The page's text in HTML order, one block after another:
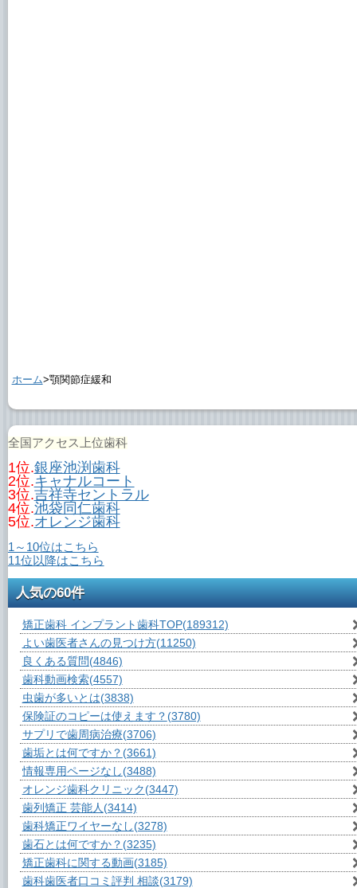
ホーム>顎関節症緩和
全国アクセス上位歯科
1位.銀座池渕歯科
2位.キャナルコート
3位.吉祥寺セントラル
4位.池袋同仁歯科
5位.オレンジ歯科
1～10位はこちら
11位以降はこちら
人気の60件
矯正歯科 インプラント歯科TOP(189312)
よい歯医者さんの見つけ方(11250)
良くある質問(4846)
歯科動画検索(4557)
虫歯が多いとは(3838)
保険証のコピーは使えます？ (3780)
サプリで歯周病治療(3706)
歯垢とは何ですか？ (3661)
情報専用ページなし(3488)
オレンジ歯科クリニック(3447)
歯列矯正 芸能人 (3414)
歯科矯正ワイヤーなし(3278)
歯石とは何ですか？ (3235)
矯正歯科に関する動画(3185)
歯科歯医者口コミ評判 相談(3179)